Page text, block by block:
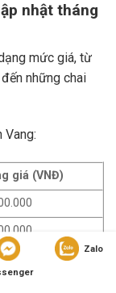
nhật tháng
mức giá, từ
những chai
Vang:
giá (VNĐ)
Zalo